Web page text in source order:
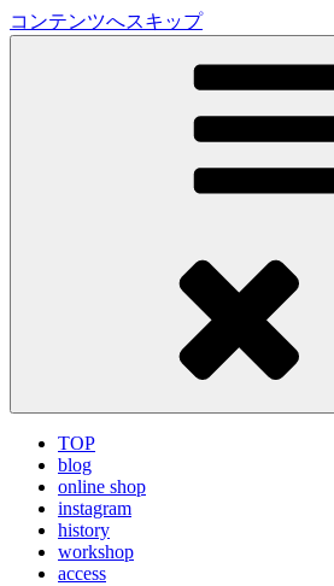
コンテンツへスキップ
LA VILLA ROUGE Blog
TOP
blog
online shop
instagram
history
workshop
access